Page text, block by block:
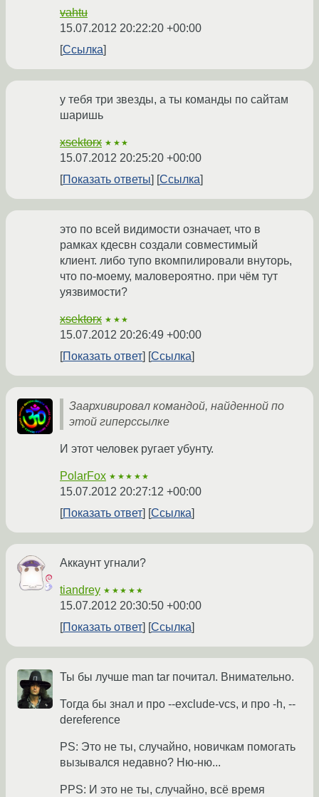
vahtu
15.07.2012 20:22:20 +00:00
Ссылка
у тебя три звезды, а ты команды по сайтам
шаришь
xsektorx ★★★
15.07.2012 20:25:20 +00:00
Показать ответы
Ссылка
это по всей видимости означает, что в
рамках кдесвн создали совместимый
клиент. либо тупо вкомпилировали внуторь,
что по-моему, маловероятно. при чём тут
уязвимости?
xsektorx ★★★
15.07.2012 20:26:49 +00:00
Показать ответ
Ссылка
Заархивировал командой, найденной по
этой гиперссылке
И этот человек ругает убунту.
PolarFox ★★★★★
15.07.2012 20:27:12 +00:00
Показать ответ
Ссылка
Аккаунт угнали?
tiandrey ★★★★★
15.07.2012 20:30:50 +00:00
Показать ответ
Ссылка
Ты бы лучше man tar почитал. Внимательно.
Тогда бы знал и про --exclude-vcs, и про -h, --
dereference
PS: Это не ты, случайно, новичкам помогать
вызывался недавно? Ню-ню...
PPS: И это не ты, случайно, всё время